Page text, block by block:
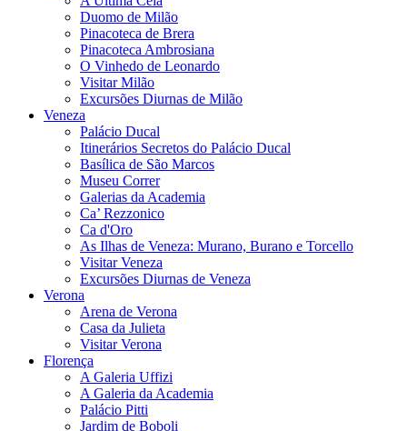
Duomo de Milão
Pinacoteca de Brera
Pinacoteca Ambrosiana
O Vinhedo de Leonardo
Visitar Milão
Excursões Diurnas de Milão
Veneza
Palácio Ducal
Itinerários Secretos do Palácio Ducal
Basílica de São Marcos
Museu Correr
Galerias da Academia
Ca’ Rezzonico
Ca d'Oro
As Ilhas de Veneza: Murano, Burano e Torcello
Visitar Veneza
Excursões Diurnas de Veneza
Verona
Arena de Verona
Casa da Julieta
Visitar Verona
Florença
A Galeria Uffizi
A Galeria da Academia
Palácio Pitti
Jardim de Boboli